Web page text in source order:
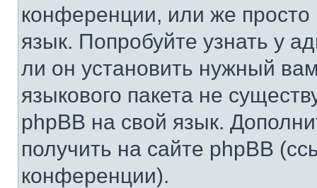
конференции, или же
язык. Попробуйте узнать у
ли он установить нужный
языкового пакета не
phpBB на свой язык.
получить на сайте phpBB
конференции).